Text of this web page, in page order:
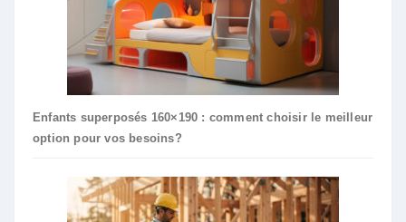
Enfants superposés 160×190 : comment choisir le meilleur
option pour vos besoins?